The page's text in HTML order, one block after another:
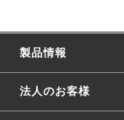
製品情報
法人のお客様